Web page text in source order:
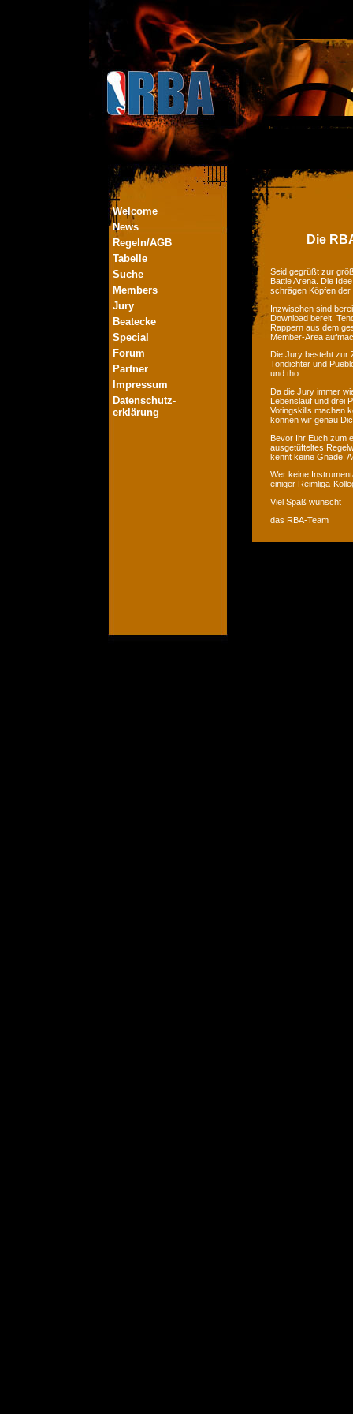
Welcome
News
Regeln/AGB
Tabelle
Suche
Members
Jury
Beatecke
Special
Forum
Partner
Impressum
Datenschutz-
erklärung
Die
Seid gegrüßt zur
Battle Arena. Die
schrägen Köpfen
Inzwischen sind
Download bereit,
Rappern aus dem
Member-Area
Die Jury besteht zur
Tondichter und
und tho.
Da die Jury immer
Lebenslauf und drei
Votingskills machen
können wir genau
Bevor Ihr Euch zum
ausgetüfteltes
kennt keine Gnade.
Wer keine
einiger Reimliga-
Viel Spaß wünscht
das RBA-Team